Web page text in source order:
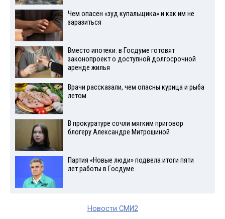
Чем опасен «зуд купальщика» и как им не
заразиться
Вместо ипотеки: в Госдуме готовят
законопроект о доступной долгосрочной
аренде жилья
Врачи рассказали, чем опасны курица и рыба
летом
В прокуратуре сочли мягким приговор
блогеру Александре Митрошиной
Партия «Новые люди» подвела итоги пяти
лет работы в Госдуме
Новости СМИ2